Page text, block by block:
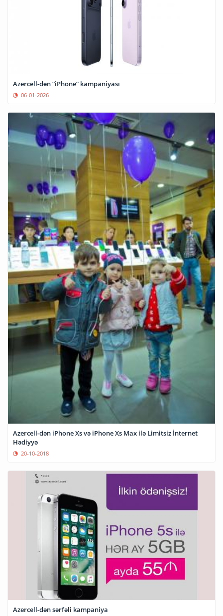
Azercell-dən “iPhone” kampaniyası
06-01-2026
Azercell-dən iPhone Xs və iPhone Xs Max ilə Limitsiz İnternet
Hədiyyə
20-10-2018
Azercell-dən sərfəli kampaniya